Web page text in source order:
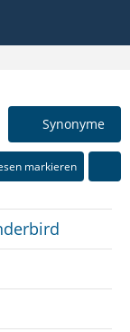
Synonyme
markieren